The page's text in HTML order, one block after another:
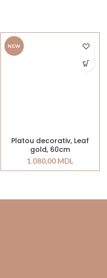
NEW
Platou decorativ, Leaf
gold, 60cm
1.080,00 MDL